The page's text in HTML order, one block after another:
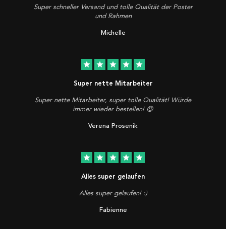
Super schneller Versand und tolle Qualität der Poster
und Rahmen
Michelle
star star star star star
Super nette Mitarbeiter
Super nette Mitarbeiter, super tolle Qualität! Würde
immer wieder bestellen! 😍
Verena Prosenik
star star star star star
Alles super gelaufen
Alles super gelaufen! :)
Fabienne